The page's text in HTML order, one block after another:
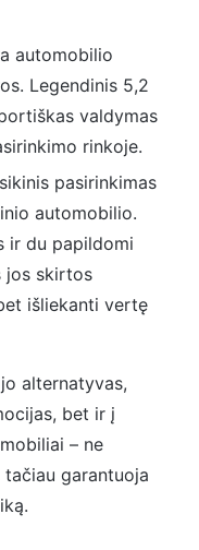
automobilio
Legendinis 5,2
valdymas
rinkoje.
pasirinkimas
automobilio.
ir du papildomi
jos skirtos
išliekanti vertę
alternatyvas,
bet ir į
– ne
garantuoja